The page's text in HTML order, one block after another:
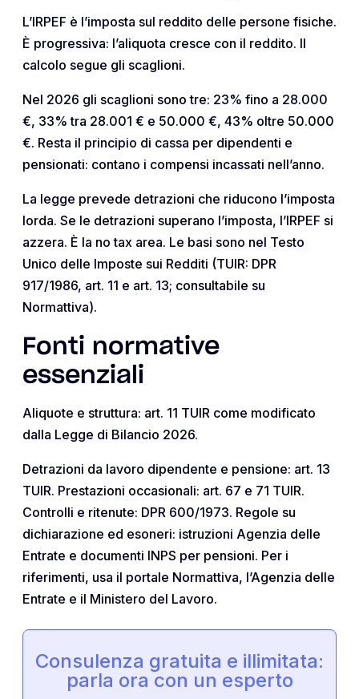
L’IRPEF è l’imposta sul reddito delle persone fisiche.
È progressiva: l’aliquota cresce con il reddito. Il
calcolo segue gli scaglioni.
Nel 2026 gli scaglioni sono tre: 23% fino a 28.000
€, 33% tra 28.001 € e 50.000 €, 43% oltre 50.000
€. Resta il principio di cassa per dipendenti e
pensionati: contano i compensi incassati nell’anno.
La legge prevede detrazioni che riducono l’imposta
lorda. Se le detrazioni superano l’imposta, l’IRPEF si
azzera. È la no tax area. Le basi sono nel Testo
Unico delle Imposte sui Redditi (TUIR: DPR
917/1986, art. 11 e art. 13; consultabile su
Normattiva).
Fonti normative
essenziali
Aliquote e struttura: art. 11 TUIR come modificato
dalla Legge di Bilancio 2026.
Detrazioni da lavoro dipendente e pensione: art. 13
TUIR. Prestazioni occasionali: art. 67 e 71 TUIR.
Controlli e ritenute: DPR 600/1973. Regole su
dichiarazione ed esoneri: istruzioni Agenzia delle
Entrate e documenti INPS per pensioni. Per i
riferimenti, usa il portale Normattiva, l’Agenzia delle
Entrate e il Ministero del Lavoro.
Consulenza gratuita e illimitata:
parla ora con un esperto